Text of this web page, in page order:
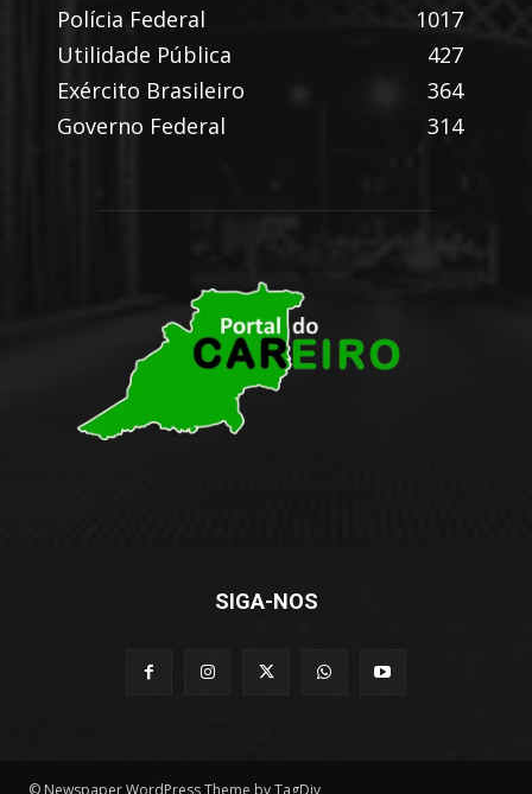
Polícia Federal
1017
Utilidade Pública
427
Exército Brasileiro
364
Governo Federal
314
SIGA-NOS